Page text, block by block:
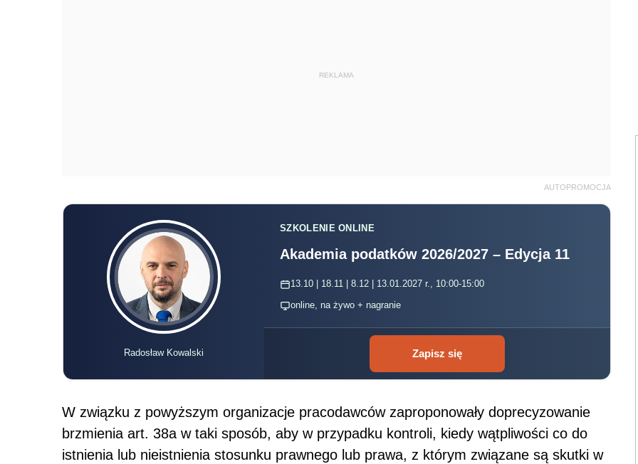
REKLAMA
AUTOPROMOCJA
Radosław Kowalski
SZKOLENIE ONLINE
Akademia podatków 2026/2027 – Edycja 11
13.10 | 18.11 | 8.12 | 13.01.2027 r., 10:00-15:00
online, na żywo + nagranie
Zapisz się
W związku z powyższym organizacje pracodawców zaproponowały doprecyzowanie
brzmienia art. 38a w taki sposób, aby w przypadku kontroli, kiedy wątpliwości co do
istnienia lub nieistnienia stosunku prawnego lub prawa, z którym związane są skutki w